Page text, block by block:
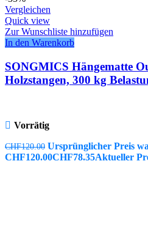
Vergleichen
Quick view
Zur Wunschliste hinzufügen
In den Warenkorb
SONGMICS Hängematte
Holzstangen, 300 kg
Vorrätig
CHF120.00 Ursprünglicher Preis
CHF120.00CHF78.35Aktueller